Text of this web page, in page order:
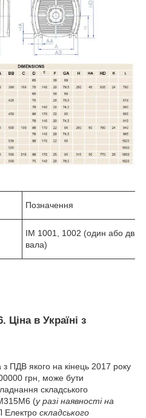
Позначення
IM 1001, 1002 (один або два
вала)
в Україні з
ПДВ якого на кінець 2017 року
грн, може бути
складського
М315М6 (у разі наявності на
Електро складського